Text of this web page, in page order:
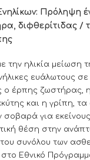
Πρόληψη
διφθερίτιδας /
την ηλικία μείωση
ευάλωτους
έρπης ζωστήρας, η
και η γρίπη,
σοβαρά για
θέση στην
συνόλου των
Εθνικό